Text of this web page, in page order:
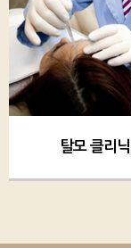
탈모 클리닉